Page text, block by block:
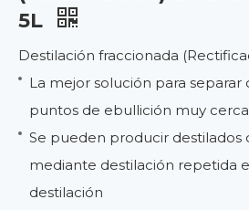
5L
Destilación fraccionada
La mejor solución para
puntos de ebullición muy
Se pueden producir destilados
mediante destilación repetida
destilación